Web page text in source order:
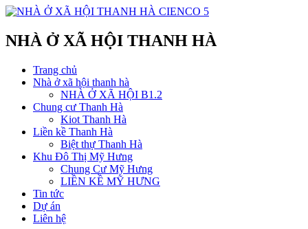
NHÀ Ở XÃ HỘI THANH HÀ
Trang chủ
Nhà ở xã hội thanh hà
NHÀ Ở XÃ HỘI B1.2
Chung cư Thanh Hà
Kiot Thanh Hà
Liền kề Thanh Hà
Biệt thự Thanh Hà
Khu Đô Thị Mỹ Hưng
Chung Cư Mỹ Hưng
LIỀN KỀ MỸ HƯNG
Tin tức
Dự án
Liên hệ